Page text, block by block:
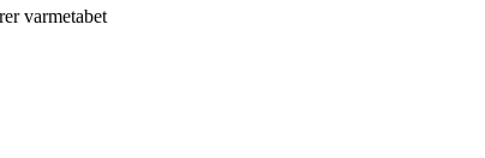
varmetabet